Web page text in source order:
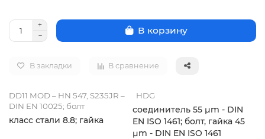
В корзину
В закладки В сравнение
DD11 MOD – HN 547, S235JR –
DIN EN 10025; болт
класс стали 8.8; гайка
HDG
соединитель 55 µm - DIN
EN ISO 1461; болт, гайка 45
µm - DIN EN ISO 1461